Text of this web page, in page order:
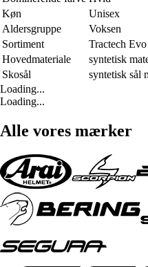
Køn
Unisex
Aldersgruppe
Voksen
Sortiment
Tractech
Hovedmateriale
syntetisk
Skosål
syntetisk sål
Loading...
Loading...
Alle vores mærker